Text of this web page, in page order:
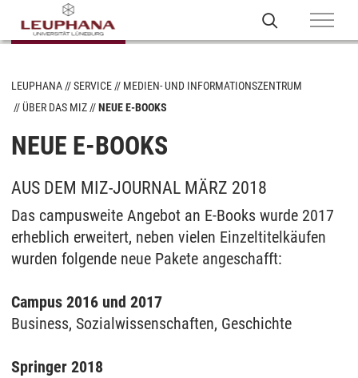
LEUPHANA SERVICE
MEDIEN- UND INFORMATIONSZENTRUM
ÜBER DAS MIZ
NEUE E-BOOKS
NEUE E-BOOKS
AUS DEM MIZ-JOURNAL MÄRZ 2018
Das campusweite Angebot an E-Books wurde 2017
erheblich erweitert, neben vielen Einzeltitelkäufen
wurden folgende neue Pakete angeschafft:
Campus 2016 und 2017
Business, Sozialwissenschaften, Geschichte
Springer 2018